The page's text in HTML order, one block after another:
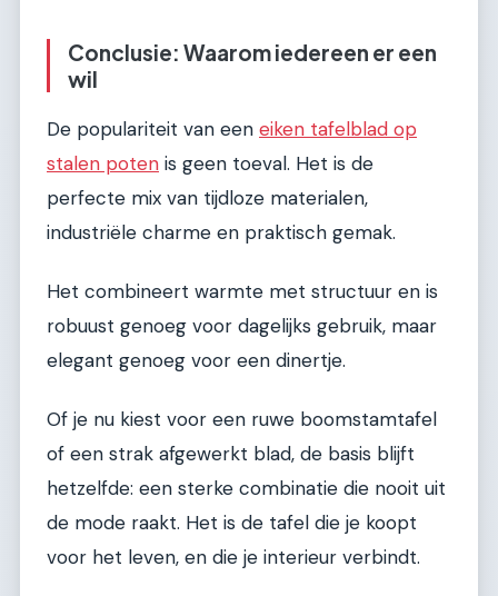
Conclusie: Waarom iedereen er een
wil
De populariteit van een eiken tafelblad op
stalen poten is geen toeval. Het is de
perfecte mix van tijdloze materialen,
industriële charme en praktisch gemak.
Het combineert warmte met structuur en is
robuust genoeg voor dagelijks gebruik, maar
elegant genoeg voor een dinertje.
Of je nu kiest voor een ruwe boomstamtafel
of een strak afgewerkt blad, de basis blijft
hetzelfde: een sterke combinatie die nooit uit
de mode raakt. Het is de tafel die je koopt
voor het leven, en die je interieur verbindt.